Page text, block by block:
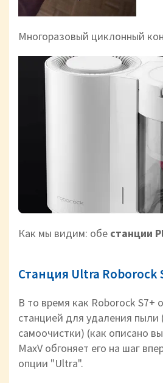
Многоразовый циклонный
Как мы видим: обе станции
Станция Ultra Roborock
В то время как Roborock S7+
станцией для удаления пыли
самоочистки) (как описано
MaxV обгоняет его на шаг
опции "Ultra".